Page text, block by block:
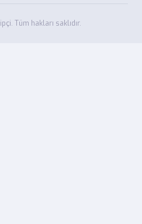
Tüm hakları saklıdır.